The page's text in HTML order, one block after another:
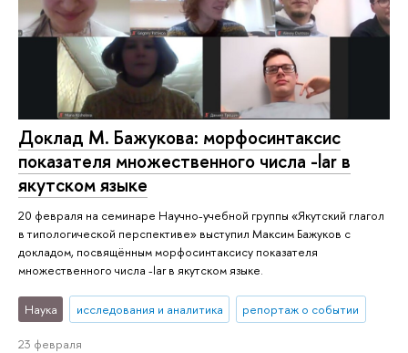
Доклад М. Бажукова: морфосинтаксис
показателя множественного числа -lar в
якутском языке
20 февраля на семинаре Научно-учебной группы «Якутский глагол
в типологической перспективе» выступил Максим Бажуков с
докладом, посвящённым морфосинтаксису показателя
множественного числа -lar в якутском языке.
Наука исследования и аналитика репортаж о событии
23 февраля